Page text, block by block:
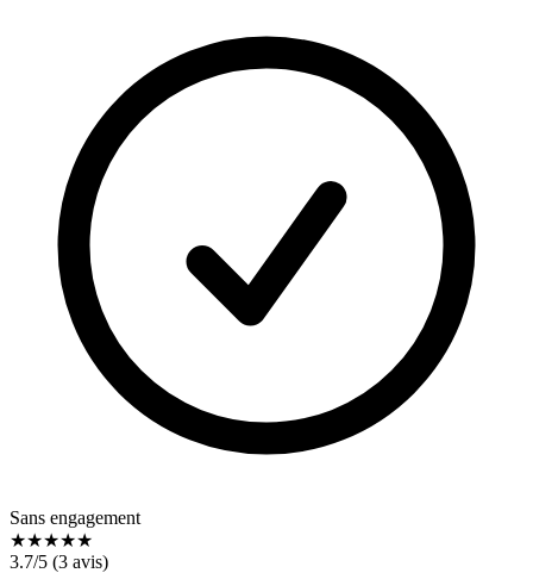
Sans engagement
★★★★★
3.7/5 (3 avis)